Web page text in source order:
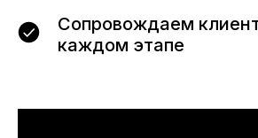
Сопровождаем
каждом этапе